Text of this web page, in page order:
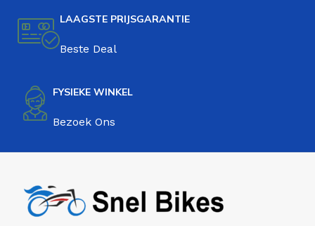
LAAGSTE PRIJSGARANTIE
Beste Deal
FYSIEKE WINKEL
Bezoek Ons